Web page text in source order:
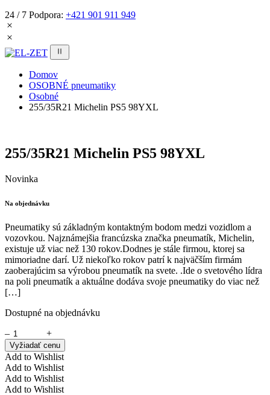
24 / 7 Podpora: +421 901 911 949
Domov
OSOBNÉ pneumatiky
Osobné
255/35R21 Michelin PS5 98YXL
255/35R21 Michelin PS5 98YXL
Novinka
Na objednávku
Pneumatiky sú základným kontaktným bodom medzi vozidlom a
vozovkou. Najznámejšia francúzska značka pneumatík, Michelin,
existuje už viac než 130 rokov.Dodnes je stále firmou, ktorej sa
mimoriadne darí. Už niekoľko rokov patrí k najväčším firmám
zaoberajúcim sa výrobou pneumatík na svete. .Ide o svetového lídra
na poli pneumatík a aktuálne dodáva svoje pneumatiky do viac než
[…]
Dostupné na objednávku
–
+
Vyžiadať cenu
Add to Wishlist
Add to Wishlist
Add to Wishlist
Add to Wishlist